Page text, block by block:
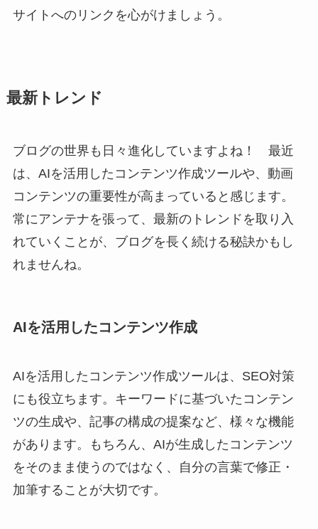
サイトへのリンクを心がけましょう。
最新トレンド
ブログの世界も日々進化していますよね！ 最近
は、AIを活用したコンテンツ作成ツールや、動画
コンテンツの重要性が高まっていると感じます。
常にアンテナを張って、最新のトレンドを取り入
れていくことが、ブログを長く続ける秘訣かもし
れませんね。
AIを活用したコンテンツ作成
AIを活用したコンテンツ作成ツールは、SEO対策
にも役立ちます。キーワードに基づいたコンテン
ツの生成や、記事の構成の提案など、様々な機能
があります。もちろん、AIが生成したコンテンツ
をそのまま使うのではなく、自分の言葉で修正・
加筆することが大切です。